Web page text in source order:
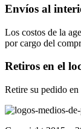
Envíos al
Los costos de la
por cargo del
Retiros en el
Retire su pedido